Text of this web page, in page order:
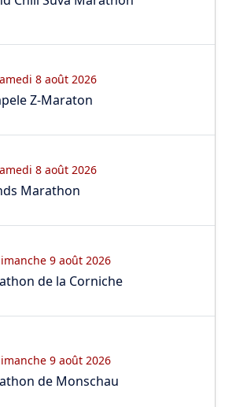
8 août 2026
Z-Maraton
8 août 2026
Marathon
9 août 2026
de la Corniche
9 août 2026
de Monschau